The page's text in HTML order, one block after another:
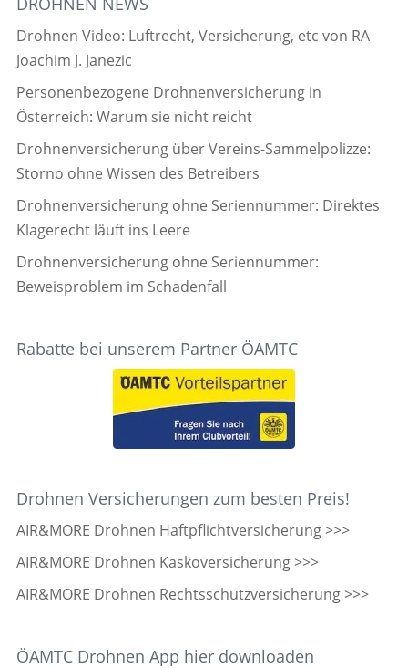
Drohnen Video: Luftrecht, Versicherung, etc von RA
Joachim J. Janezic
Personenbezogene Drohnenversicherung in
Österreich: Warum sie nicht reicht
Drohnenversicherung über Vereins-Sammelpolizze:
Storno ohne Wissen des Betreibers
Drohnenversicherung ohne Seriennummer: Direktes
Klagerecht läuft ins Leere
Drohnenversicherung ohne Seriennummer:
Beweisproblem im Schadenfall
Rabatte bei unserem Partner ÖAMTC
Drohnen Versicherungen zum besten Preis!
AIR&MORE Drohnen Haftpflichtversicherung >>>
AIR&MORE Drohnen Kaskoversicherung >>>
AIR&MORE Drohnen Rechtsschutzversicherung >>>
ÖAMTC Drohnen App hier downloaden